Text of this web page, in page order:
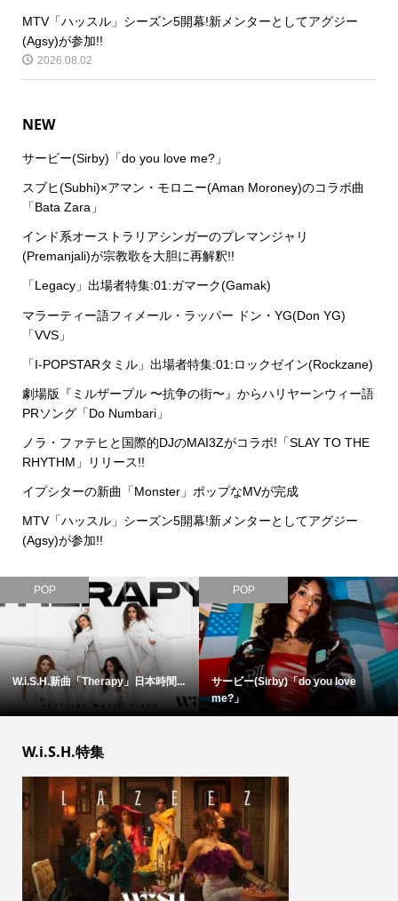
MTV「ハッスル」シーズン5開幕!新メンターとしてアグジー
(Agsy)が参加!!
2026.08.02
NEW
サービー(Sirby)「do you love me?」
スブヒ(Subhi)×アマン・モロニー(Aman Moroney)のコラボ曲
「Bata Zara」
インド系オーストラリアシンガーのプレマンジャリ
(Premanjali)が宗教歌を大胆に再解釈!!
「Legacy」出場者特集:01:ガマーク(Gamak)
マラーティー語フィメール・ラッパー ドン・YG(Don YG)
「VVS」
「I-POPSTARタミル」出場者特集:01:ロックゼイン(Rockzane)
劇場版『ミルザープル 〜抗争の街〜』からハリヤーンウィー語
PRソング「Do Numbari」
ノラ・ファテヒと国際的DJのMAI3Zがコラボ!「SLAY TO THE
RHYTHM」リリース!!
イプシターの新曲「Monster」ポップなMVが完成
MTV「ハッスル」シーズン5開幕!新メンターとしてアグジー
(Agsy)が参加!!
POP
W.i.S.H.新曲「Therapy」日本時間...
POP
サービー(Sirby)「do you love
me?」
W.i.S.H.特集